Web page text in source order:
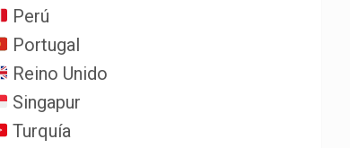
Perú
Portugal
Reino Unido
Singapur
Turquía